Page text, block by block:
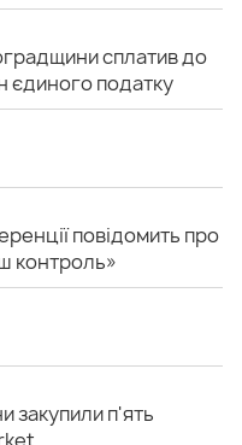
сплатив до
єдиного податку
повідомить про
контроль»
закупили п'ять